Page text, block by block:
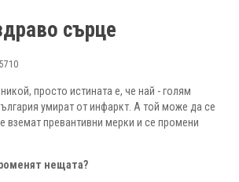
сърце
5710
просто истината е, че най - голям
умират от инфаркт. А той може да се
вземат превантивни мерки и се промени
нещата?